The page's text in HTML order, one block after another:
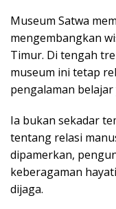
Museum Satwa
mengembangkan
Timur. Di tengah
museum ini tetap
pengalaman
Ia bukan sekadar
tentang relasi
dipamerkan,
keberagaman
dijaga.